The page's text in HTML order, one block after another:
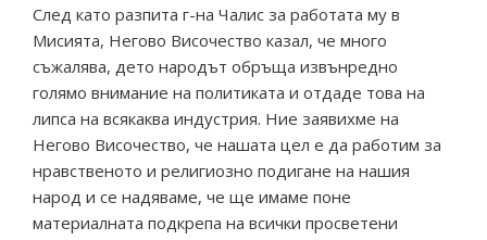
След като разпита г-на Чалис за работата му в
Мисията, Негово Височество казал, че много
съжалява, дето народът обръща извънредно
голямо внимание на политиката и отдаде това на
липса на всякаква индустрия. Ние заявихме на
Негово Височество, че нашата цел е да работим за
нравственото и религиозно подигане на нашия
народ и се надяваме, че ще имаме поне
материалната подкрепа на всички просветени